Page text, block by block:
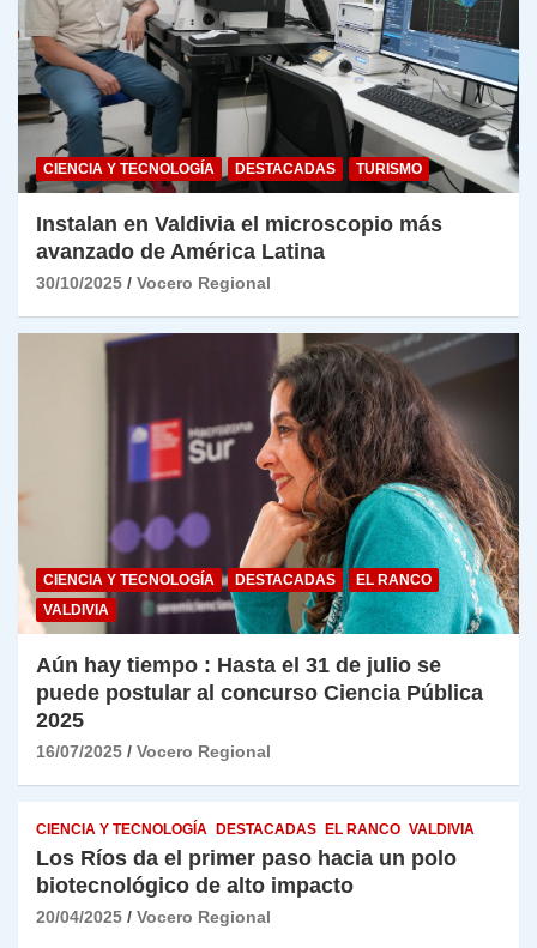
CIENCIA Y TECNOLOGÍA DESTACADAS TURISMO
Instalan en Valdivia el microscopio más
avanzado de América Latina
30/10/2025 Vocero Regional
CIENCIA Y TECNOLOGÍA DESTACADAS
EL RANCO
VALDIVIA
Aún hay tiempo : Hasta el 31 de julio se
puede postular al concurso Ciencia Pública
2025
16/07/2025 Vocero Regional
CIENCIA Y TECNOLOGÍA DESTACADAS EL RANCO VALDIVIA
Los Ríos da el primer paso hacia un polo
biotecnológico de alto impacto
20/04/2025 Vocero Regional